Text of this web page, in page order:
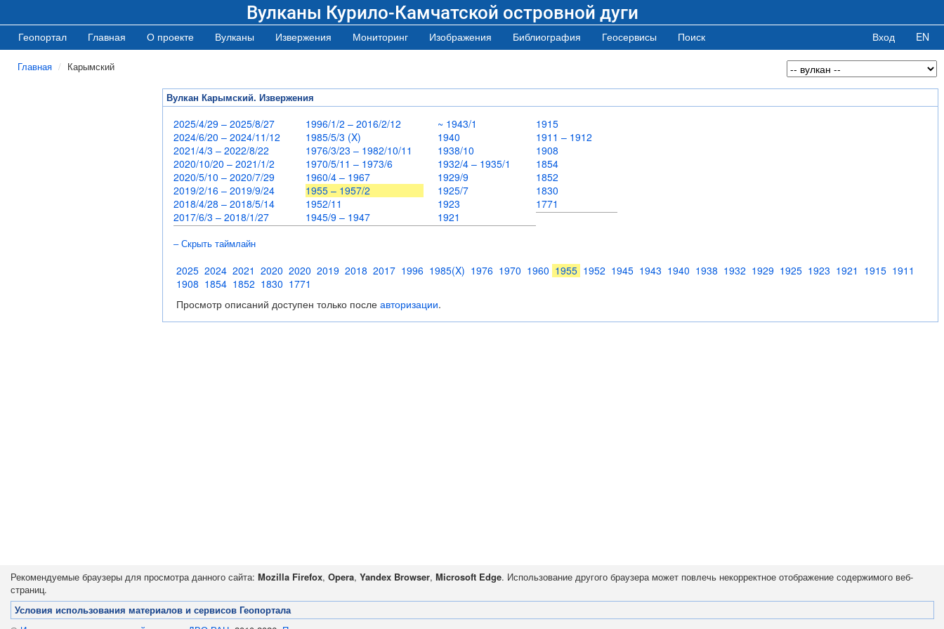
Вулканы Курило-Камчатской островной дуги
Геопортал Главная О проекте Вулканы Извержения Мониторинг Изображения Библиография Геосервисы Поиск Вход EN
Главная Карымский
Вулкан Карымский. Извержения
2025/4/29 – 2025/8/27
2024/6/20 – 2024/11/12
2021/4/3 – 2022/8/22
2020/10/20 – 2021/1/2
2020/5/10 – 2020/7/29
2019/2/16 – 2019/9/24
2018/4/28 – 2018/5/14
2017/6/3 – 2018/1/27
1996/1/2 – 2016/2/12
1985/5/3 (X)
1976/3/23 – 1982/10/11
1970/5/11 – 1973/6
1960/4 – 1967
1955 – 1957/2
1952/11
1945/9 – 1947
~ 1943/1
1940
1938/10
1932/4 – 1935/1
1929/9
1925/7
1923
1921
1915
1911 – 1912
1908
1854
1852
1830
1771
– Скрыть таймлайн
2025 2024 2021 2020 2020 2019 2018 2017 1996 1985(X) 1976 1970 1960 1955 1952 1945 1943 1940 1938 1932 1929 1925 1923 1921 1915 1911
1908 1854 1852 1830 1771
Просмотр описаний доступен только после авторизации.
Рекомендуемые браузеры для просмотра данного сайта: Mozilla Firefox, Opera, Yandex Browser, Microsoft Edge. Использование другого браузера может повлечь некорректное отображение содержимого веб-
страниц.
Условия использования материалов и сервисов Геопортала